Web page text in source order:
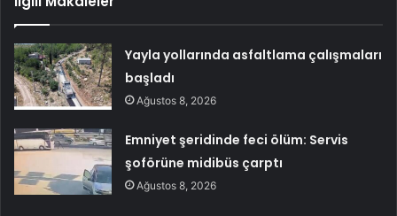
Yayla yollarında asfaltlama çalışmaları
başladı
Ağustos 8, 2026
Emniyet şeridinde feci ölüm: Servis
şoförüne midibüs çarptı
Ağustos 8, 2026